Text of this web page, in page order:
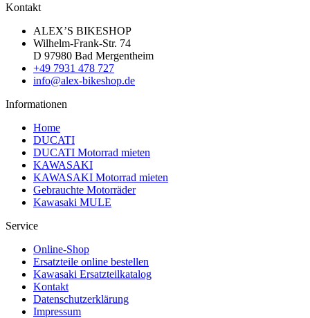
Kontakt
ALEX’S BIKESHOP
Wilhelm-Frank-Str. 74
D 97980 Bad Mergentheim
+49 7931 478 727
info@alex-bikeshop.de
Informationen
Home
DUCATI
DUCATI Motorrad mieten
KAWASAKI
KAWASAKI Motorrad mieten
Gebrauchte Motorräder
Kawasaki MULE
Service
Online-Shop
Ersatzteile online bestellen
Kawasaki Ersatzteilkatalog
Kontakt
Datenschutzerklärung
Impressum